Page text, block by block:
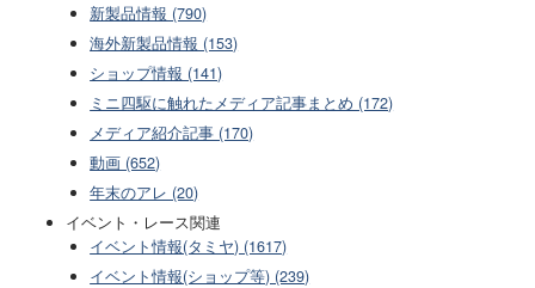
新製品情報 (790)
海外新製品情報 (153)
ショップ情報 (141)
ミニ四駆に触れたメディア記事まとめ (172)
メディア紹介記事 (170)
動画 (652)
年末のアレ (20)
イベント・レース関連
イベント情報(タミヤ) (1617)
イベント情報(ショップ等) (239)